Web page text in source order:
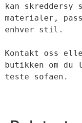
kan
materialer,
enhver stil.
Kontakt oss
butikken om
teste sofaen.